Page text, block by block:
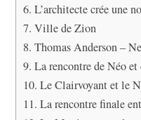
L’architecte crée une
Ville de Zion
Thomas Anderson –
La rencontre de Néo et
Le Clairvoyant et le
La rencontre finale